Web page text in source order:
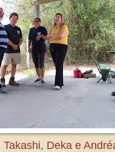
Takashi, Deka e